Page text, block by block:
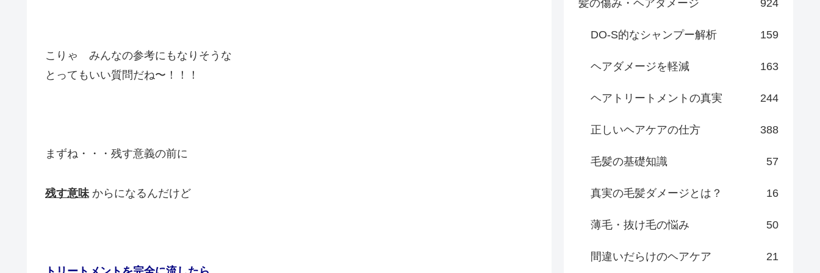
こりゃ みんなの参考にもなりそうな
とってもいい質問だね〜！！！
まずね・・・残す意義の前に
残す意味 からになるんだけど
髪の傷み・ヘアダメージ 924
DO-S的なシャンプー解析 159
ヘアダメージを軽減 163
ヘアトリートメントの真実 244
正しいヘアケアの仕方 388
毛髪の基礎知識 57
真実の毛髪ダメージとは？ 16
薄毛・抜け毛の悩み 50
間違いだらけのヘアケア 21